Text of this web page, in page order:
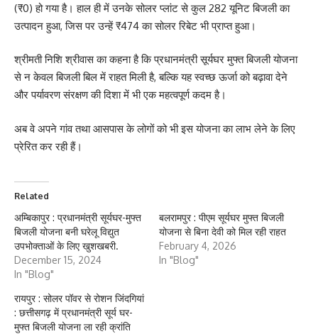
(₹0) हो गया है। हाल ही में उनके सोलर प्लांट से कुल 282 यूनिट बिजली का
उत्पादन हुआ, जिस पर उन्हें ₹474 का सोलर रिबेट भी प्राप्त हुआ।
श्रीमती निशि श्रीवास का कहना है कि प्रधानमंत्री सूर्यघर मुफ्त बिजली योजना
से न केवल बिजली बिल में राहत मिली है, बल्कि यह स्वच्छ ऊर्जा को बढ़ावा देने
और पर्यावरण संरक्षण की दिशा में भी एक महत्वपूर्ण कदम है।
अब वे अपने गांव तथा आसपास के लोगों को भी इस योजना का लाभ लेने के लिए
प्रेरित कर रही हैं।
Related
अम्बिकापुर : प्रधानमंत्री सूर्यघर-मुफ्त
बिजली योजना बनी घरेलू विद्युत
उपभोक्ताओं के लिए खुशखबरी.
December 15, 2024
In "Blog"
बलरामपुर : पीएम सूर्यघर मुफ्त बिजली
योजना से बिना देवी को मिल रही राहत
February 4, 2026
In "Blog"
रायपुर : सोलर पॉवर से रोशन जिंदगियां
: छत्तीसगढ़ में प्रधानमंत्री सूर्य घर-
मुफ्त बिजली योजना ला रही क्रांति